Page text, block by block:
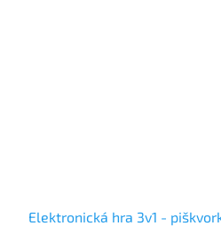
Elektronická hra 3v1 -